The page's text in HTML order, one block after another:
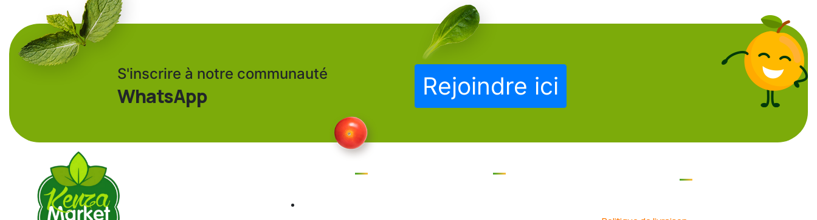
S'inscrire à notre communauté
WhatsApp Rejoindre ici
Naviger Contact